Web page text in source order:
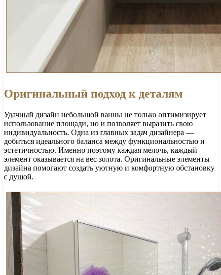
Оригинальный подход к деталям
Удачный дизайн небольшой ванны не только оптимизирует
использование площади, но и позволяет выразить свою
индивидуальность. Одна из главных задач дизайнера —
добиться идеального баланса между функциональностью и
эстетичностью. Именно поэтому каждая мелочь, каждый
элемент оказывается на вес золота. Оригинальные элементы
дизайна помогают создать уютную и комфортную обстановку
с душой.